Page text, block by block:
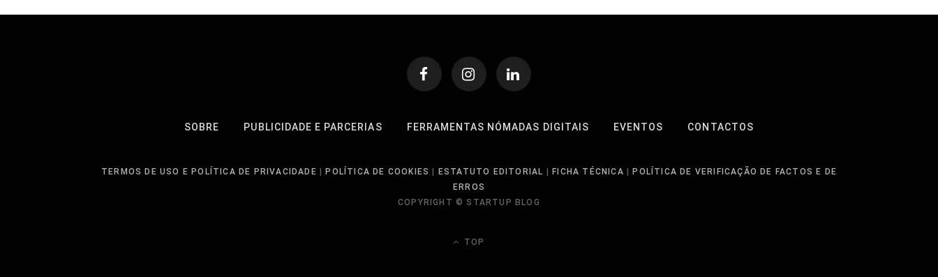
SOBRE PUBLICIDADE E PARCERIAS FERRAMENTAS NÓMADAS DIGITAIS EVENTOS CONTACTOS
TERMOS DE USO E POLÍTICA DE PRIVACIDADE POLÍTICA DE COOKIES ESTATUTO EDITORIAL FICHA TÉCNICA
POLÍTICA DE VERIFICAÇÃO DE FACTOS E DE
ERROS
COPYRIGHT © STARTUP BLOG
TOP